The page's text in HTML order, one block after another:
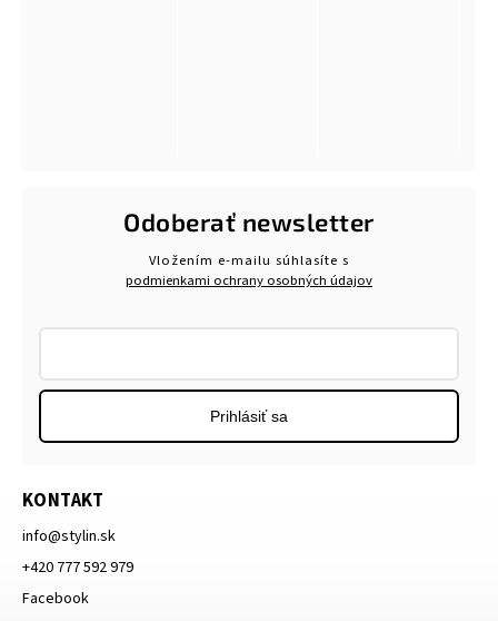
KONTAKT
info@stylin.sk
+420 777 592 979
Facebook
Odoberať newsletter
Vložením e-mailu súhlasíte s
podmienkami ochrany osobných údajov
Prihlásiť sa